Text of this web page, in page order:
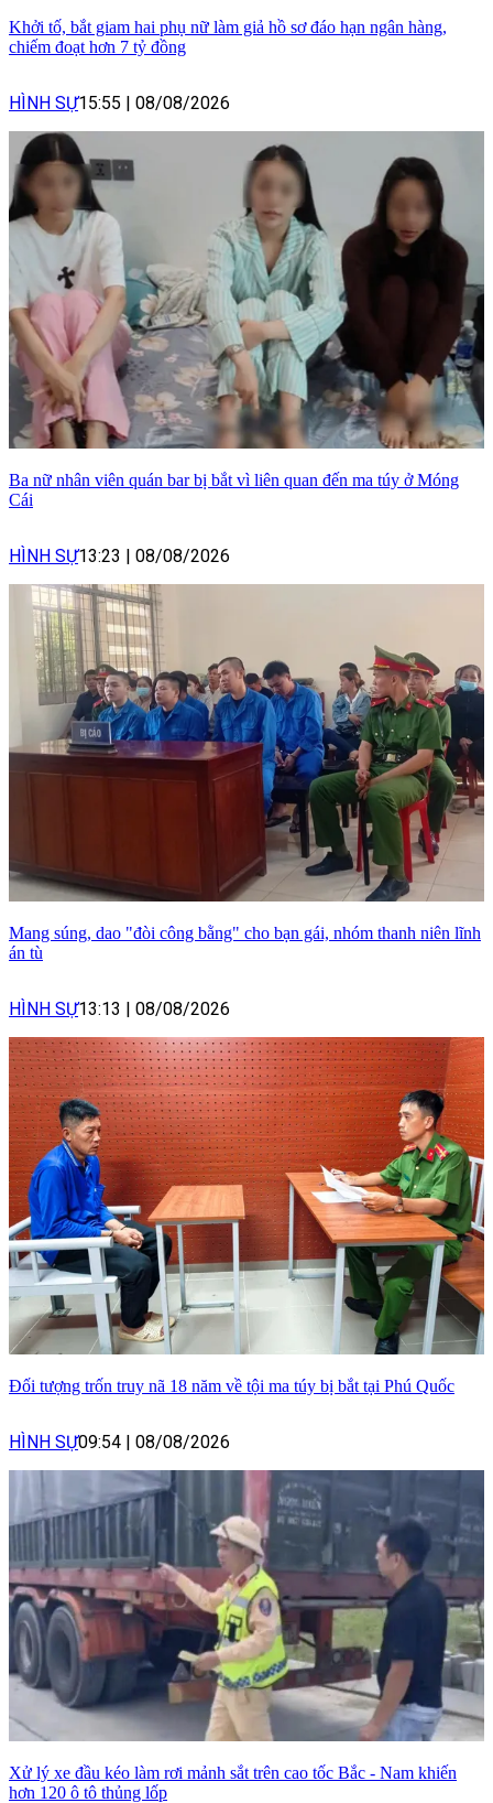
Khởi tố, bắt giam hai phụ nữ làm giả hồ sơ đáo hạn ngân hàng,
chiếm đoạt hơn 7 tỷ đồng
HÌNH SỰ15:55 08/08/2026
Ba nữ nhân viên quán bar bị bắt vì liên quan đến ma túy ở Móng
Cái
HÌNH SỰ13:23 08/08/2026
Mang súng, dao "đòi công bằng" cho bạn gái, nhóm thanh niên lĩnh
án tù
HÌNH SỰ13:13 08/08/2026
Đối tượng trốn truy nã 18 năm về tội ma túy bị bắt tại Phú Quốc
HÌNH SỰ09:54 08/08/2026
Xử lý xe đầu kéo làm rơi mảnh sắt trên cao tốc Bắc - Nam khiến
hơn 120 ô tô thủng lốp